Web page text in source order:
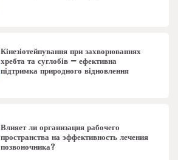
Кінезіотейпування при захворюваннях
хребта та суглобів – ефективна
підтримка природного відновлення
Влияет ли организация рабочего
пространства на эффективность лечения
позвоночника?